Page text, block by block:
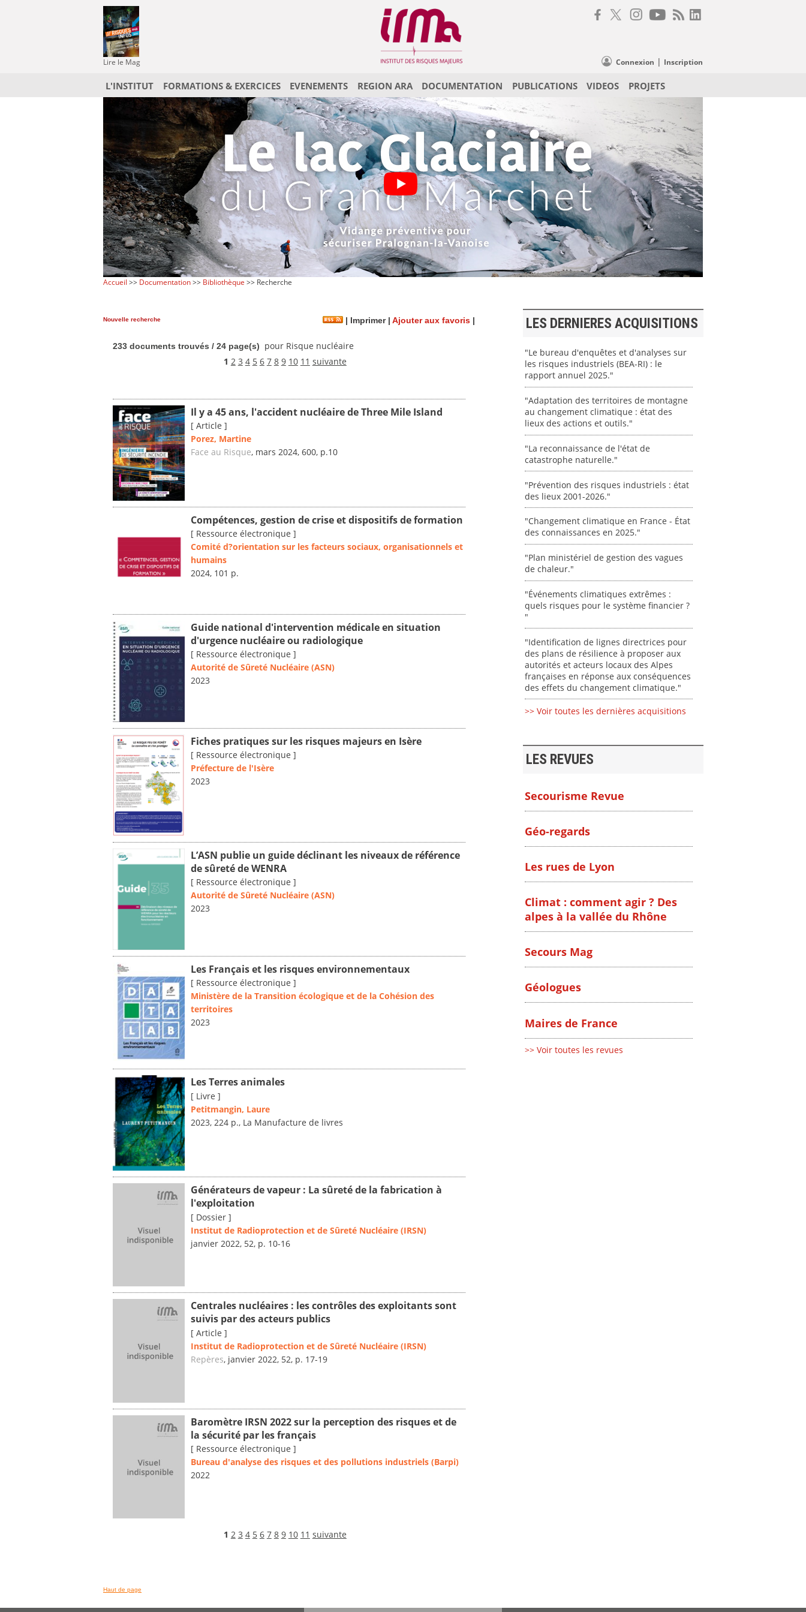
Lire le Mag Connexion | Inscription
L'INSTITUT FORMATIONS & EXERCICES EVENEMENTS REGION ARA DOCUMENTATION PUBLICATIONS VIDEOS PROJETS
Accueil >> Documentation>> Bibliothèque >> Recherche
Nouvelle recherche | Imprimer| Ajouter aux favoris |
233 documents trouvés / 24 page(s)
pour Risque nucléaire
1 2 3 4 5 6 7 8 9 10 11 suivante
Il y a 45 ans, l'accident nucléaire de Three Mile Island
[ Article ]
Porez, Martine
Face au Risque, mars 2024, 600, p.10
Compétences, gestion de crise et dispositifs de formation
[ Ressource électronique ]
Comité d?orientation sur les facteurs sociaux, organisationnels et
humains
2024, 101 p.
Guide national d'intervention médicale en situation
d'urgence nucléaire ou radiologique
[ Ressource électronique ]
Autorité de Sûreté Nucléaire (ASN)
2023
Fiches pratiques sur les risques majeurs en Isère
[ Ressource électronique ]
Préfecture de l'Isère
2023
L’ASN publie un guide déclinant les niveaux de référence
de sûreté de WENRA
[ Ressource électronique ]
Autorité de Sûreté Nucléaire (ASN)
2023
Les Français et les risques environnementaux
[ Ressource électronique ]
Ministère de la Transition écologique et de la Cohésion des
territoires
2023
Les Terres animales
[ Livre ]
Petitmangin, Laure
2023, 224 p., La Manufacture de livres
Générateurs de vapeur : La sûreté de la fabrication à
l'exploitation
[ Dossier ]
Institut de Radioprotection et de Sûreté Nucléaire (IRSN)
janvier 2022, 52, p. 10-16
Centrales nucléaires : les contrôles des exploitants sont
suivis par des acteurs publics
[ Article ]
Institut de Radioprotection et de Sûreté Nucléaire (IRSN)
Repères, janvier 2022, 52, p. 17-19
Baromètre IRSN 2022 sur la perception des risques et de
la sécurité par les français
[ Ressource électronique ]
Bureau d'analyse des risques et des pollutions industriels (Barpi)
2022
1 2 3 4 5 6 7 8 9 10 11 suivante
LES DERNIERES ACQUISITIONS
"Le bureau d'enquêtes et d'analyses sur
les risques industriels (BEA-RI) : le
rapport annuel 2025."
"Adaptation des territoires de montagne
au changement climatique : état des
lieux des actions et outils."
"La reconnaissance de l'état de
catastrophe naturelle."
"Prévention des risques industriels : état
des lieux 2001-2026."
"Changement climatique en France - État
des connaissances en 2025."
"Plan ministériel de gestion des vagues
de chaleur."
"Événements climatiques extrêmes :
quels risques pour le système financier ?
"
"Identification de lignes directrices pour
des plans de résilience à proposer aux
autorités et acteurs locaux des Alpes
françaises en réponse aux conséquences
des effets du changement climatique."
>> Voir toutes les dernières acquisitions
LES REVUES
Secourisme Revue
Géo-regards
Les rues de Lyon
Climat : comment agir ? Des
alpes à la vallée du Rhône
Secours Mag
Géologues
Maires de France
>> Voir toutes les revues
Haut de page